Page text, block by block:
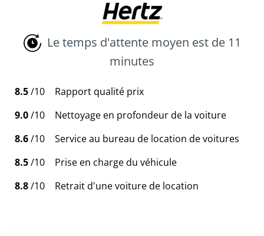
Le temps d'attente moyen est de 11
minutes
8.5/10
Rapport qualité prix
9.0/10
Nettoyage en profondeur de la voiture
8.6/10
Service au bureau de location de voitures
8.5/10
Prise en charge du véhicule
8.8/10 Retrait d'une voiture de location